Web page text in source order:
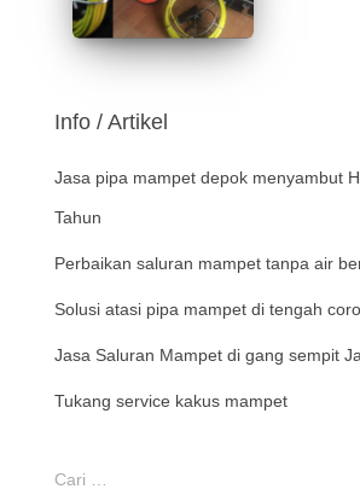
Info / Artikel
Jasa pipa mampet depok menyambut
Tahun
Perbaikan saluran mampet tanpa air
Solusi atasi pipa mampet di tengah
Jasa Saluran Mampet di gang sempit
Tukang service kakus mampet
Cari …